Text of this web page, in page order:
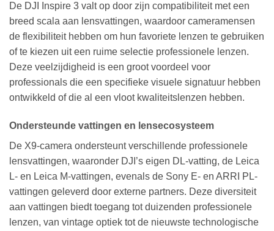
De DJI Inspire 3 valt op door zijn compatibiliteit met een
breed scala aan lensvattingen, waardoor cameramensen
de flexibiliteit hebben om hun favoriete lenzen te gebruiken
of te kiezen uit een ruime selectie professionele lenzen.
Deze veelzijdigheid is een groot voordeel voor
professionals die een specifieke visuele signatuur hebben
ontwikkeld of die al een vloot kwaliteitslenzen hebben.
Ondersteunde vattingen en lensecosysteem
De X9-camera ondersteunt verschillende professionele
lensvattingen, waaronder DJI’s eigen DL-vatting, de Leica
L- en Leica M-vattingen, evenals de Sony E- en ARRI PL-
vattingen geleverd door externe partners. Deze diversiteit
aan vattingen biedt toegang tot duizenden professionele
lenzen, van vintage optiek tot de nieuwste technologische